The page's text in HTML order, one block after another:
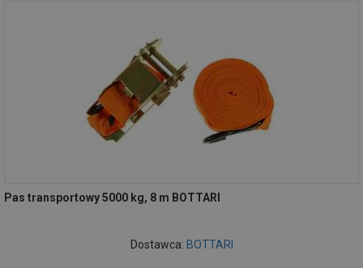
Pas transportowy 5000 kg, 8 m BOTTARI
Dostawca: BOTTARI